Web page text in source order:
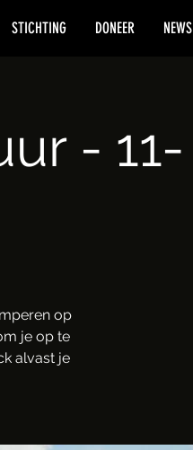
STICHTING DONEER NEWS
- 11-
op
je op te
alvast je